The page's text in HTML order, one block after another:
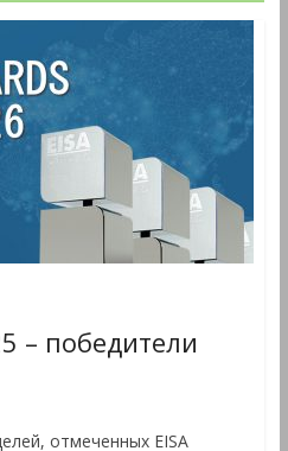
– победители
отмеченных EISA